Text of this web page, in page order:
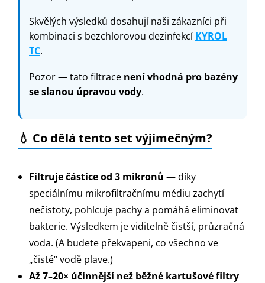
Skvělých výsledků dosahují naši zákazníci při
kombinaci s bezchlorovou dezinfekcíKYROL
TC.
Pozor — tato filtrace není vhodná pro bazény
se slanou úpravou vody.
💧 Co dělá tento set výjimečným?
Filtruje částice od 3 mikronů — díky
speciálnímu mikrofiltračnímu médiu zachytí
nečistoty, pohlcuje pachy a pomáhá eliminovat
bakterie. Výsledkem je viditelně čistší, průzračná
voda. (A budete překvapeni, co všechno ve
„čisté“ vodě plave.)
Až 7–20× účinnější než běžné kartušové filtry